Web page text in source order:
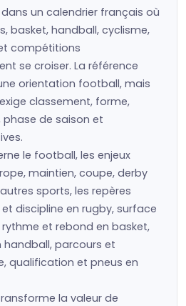
dans un calendrier français où
basket, handball, cyclisme,
compétitions
se croiser. La référence
orientation football, mais
classement, forme,
phase de saison et
le football, les enjeux
maintien, coupe, derby
sports, les repères
discipline en rugby, surface
et rebond en basket,
handball, parcours et
qualification et pneus en
la valeur de